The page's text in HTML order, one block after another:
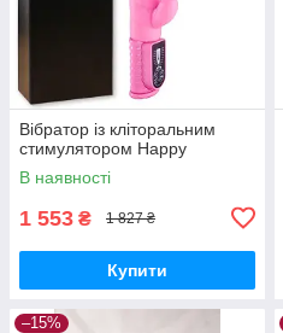
Вібратор із кліторальним
стимулятором Happy
В наявності
1 553 ₴ 1 827 ₴
Купити
–15%